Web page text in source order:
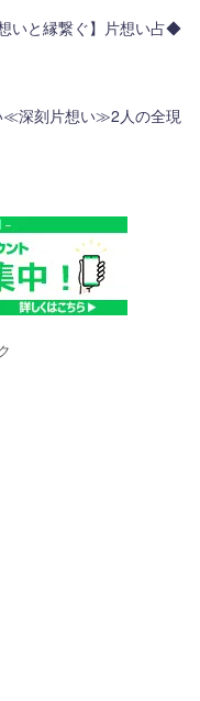
いと縁繋ぐ】片想い占◆
≪深刻片想い≫2人の全現